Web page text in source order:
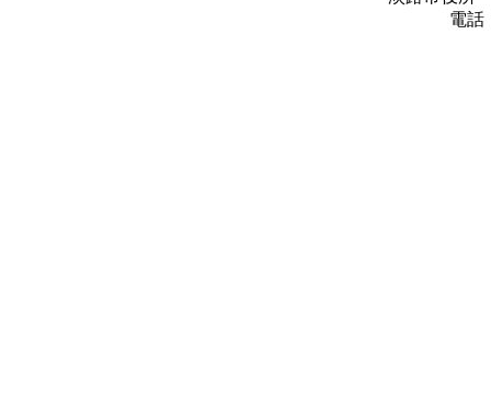
電話